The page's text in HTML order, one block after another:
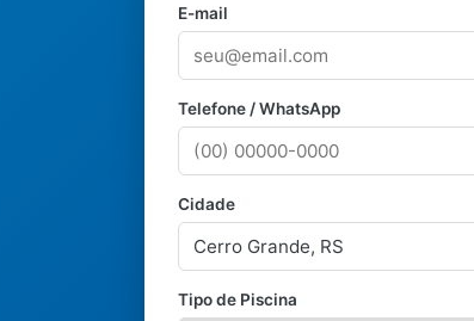
E-mail
Telefone / WhatsApp
Cidade
Tipo de Piscina